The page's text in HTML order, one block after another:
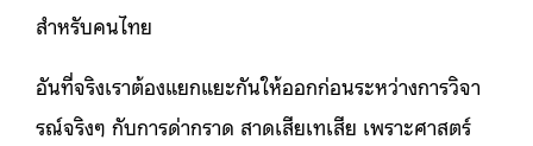
สำหรับคนไทย
อันที่จริงเราต้องแยกแยะกันให้ออกก่อนระหว่างการวิจา
รณ์จริงๆ กับการด่ากราด สาดเสียเทเสีย เพราะศาสตร์